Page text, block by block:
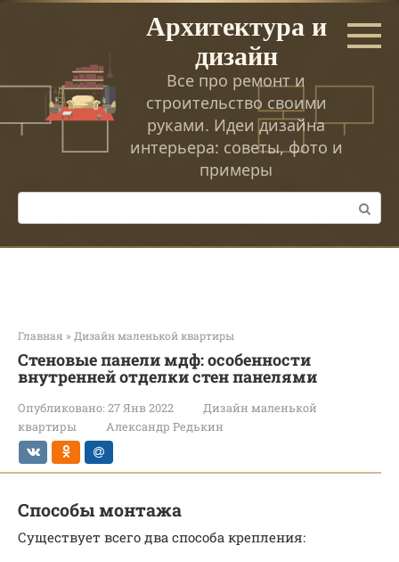
Перейти
Архитектура и
дизайн
Все про ремонт и
строительство своими
руками. Идеи дизайна
интерьера: советы, фото и
примеры
Поиск:
Главная » Дизайн маленькой квартиры
Стеновые панели мдф: особенности
внутренней отделки стен панелями
Опубликовано: 27 Янв 2022
Дизайн маленькой
квартиры
Александр Редькин
Способы монтажа
Существует всего два способа крепления: